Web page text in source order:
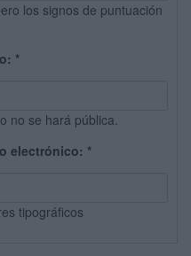
los signos de puntuación
*
no se hará pública.
electrónico: *
tipográficos